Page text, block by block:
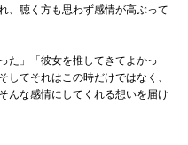
、聴く方も思わず感情が高ぶって
た」「彼女を推してきてよかっ
てそれはこの時だけではなく、
んな感情にしてくれる想いを届け